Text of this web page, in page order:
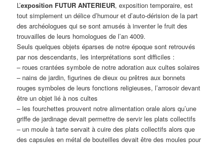
L’exposition FUTUR ANTERIEUR, exposition temporaire, est
tout simplement un délice d’humour et d’auto-dérision de la part
des archéologues qui se sont amusés à inventer le fruit des
trouvailles de leurs homologues de l’an 4009.
Seuls quelques objets éparses de notre époque sont retrouvés
par nos descendants, les interprétations sont difficiles :
– roues crantées symbole de notre adoration aux cultes solaires
– nains de jardin, figurines de dieux ou prêtres aux bonnets
rouges symboles de leurs fonctions religieuses, l’arrosoir devant
être un objet lié à nos cultes
– les fourchettes prouvent notre alimentation orale alors qu’une
griffe de jardinage devait permettre de servir les plats collectifs
– un moule à tarte servait à cuire des plats collectifs alors que
des capsules en métal de bouteilles devait être des moules pour